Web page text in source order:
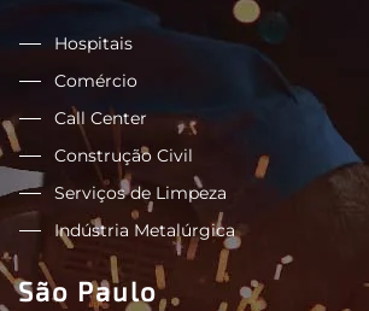
Hospitais
Comércio
Call Center
Construção Civil
Serviços de Limpeza
Indústria Metalúrgica
São Paulo